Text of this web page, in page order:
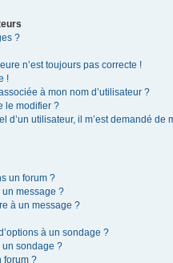
?
n’est toujours pas correcte !
!
à mon nom d’utilisateur ?
le modifier ?
d’un utilisateur, il m’est demandé de
un forum ?
message ?
à un message ?
à un sondage ?
sondage ?
forum ?